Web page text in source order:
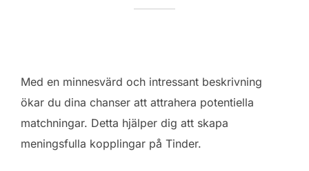
Med en minnesvärd och intressant beskrivning
ökar du dina chanser att attrahera potentiella
matchningar. Detta hjälper dig att skapa
meningsfulla kopplingar på Tinder.